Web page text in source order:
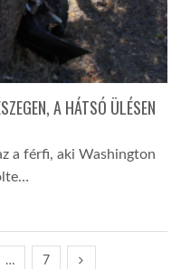
A HÁTSÓ ÜLÉSEN
a férfi, aki Washington
… 7